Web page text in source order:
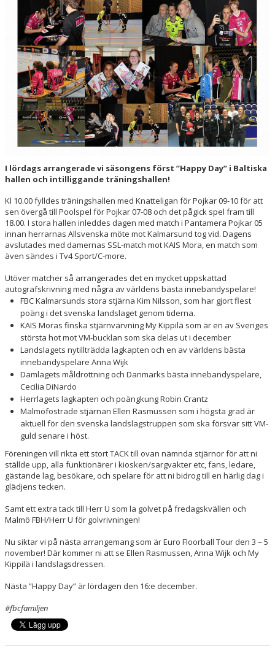
HALL OF FAME
I lördags arrangerade vi säsongens först ”Happy Day” i Baltiska
hallen och intilliggande träningshallen!
Kl 10.00 fylldes träningshallen med Knatteligan för Pojkar 09-10 för att
sen övergå till Poolspel för Pojkar 07-08 och det pågick spel fram till
18.00. I stora hallen inleddes dagen med match i Pantamera Pojkar 05
innan herrarnas Allsvenska möte mot Kalmarsund tog vid. Dagens
avslutades med damernas SSL-match mot KAIS Mora, en match som
även sändes i Tv4 Sport/C-more.
Utöver matcher så arrangerades det en mycket uppskattad
autografskrivning med några av världens bästa innebandyspelare!
FBC Kalmarsunds stora stjärna Kim Nilsson, som har gjort flest
poäng i det svenska landslaget genom tiderna.
KAIS Moras finska stjärnvärvning My Kippilä som är en av Sveriges
största hot mot VM-bucklan som ska delas ut i december
Landslagets nytillträdda lagkapten och en av världens bästa
innebandyspelare Anna Wijk
Damlagets måldrottning och Danmarks bästa innebandyspelare,
Cecilia DiNardo
Herrlagets lagkapten och poängkung Robin Crantz
Malmöfostrade stjärnan Ellen Rasmussen som i högsta grad är
aktuell för den svenska landslagstruppen som ska försvar sitt VM-
guld senare i höst.
Föreningen vill rikta ett stort TACK till ovan nämnda stjärnor för att ni
ställde upp, alla funktionärer i kiosken/sargvakter etc, fans, ledare,
gästande lag, besökare, och spelare för att ni bidrog till en härlig dag i
glädjens tecken.
Samt ett extra tack till Herr U som la golvet på fredagskvällen och
Malmö FBH/Herr U för golvrivningen!
Nu siktar vi på nästa arrangemang som är Euro Floorball Tour den 3 – 5
november! Där kommer ni att se Ellen Rasmussen, Anna Wijk och My
Kippilä i landslagsdressen.
Nästa ”Happy Day” är lördagen den 16:e december.
#fbcfamiljen